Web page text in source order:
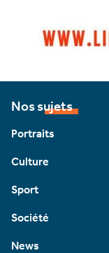
Nos sujets
Portraits
Culture
Sport
Société
News